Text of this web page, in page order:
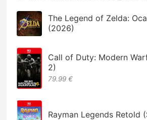
The Legend of Zelda:
(2026)
Call of Duty: Modern
2)
79.99 €
Rayman Legends Retold